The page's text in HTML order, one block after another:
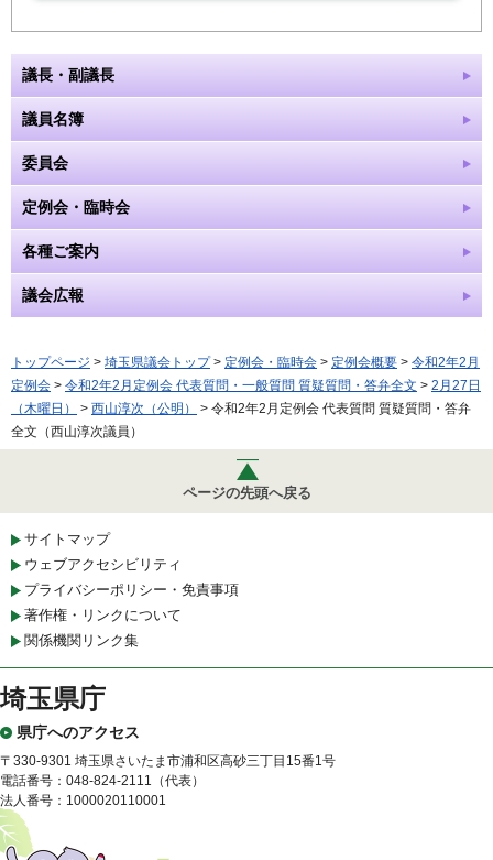
議長・副議長
議員名簿
委員会
定例会・臨時会
各種ご案内
議会広報
トップページ > 埼玉県議会トップ> 定例会・臨時会 > 定例会概要 > 令和2年2月
定例会 > 令和2年2月定例会 代表質問・一般質問 質疑質問・答弁全文 > 2月27日
（木曜日）
> 西山淳次（公明）
> 令和2年2月定例会 代表質問 質疑質問・答弁
全文（西山淳次議員）
ページの先頭へ戻る
サイトマップ
ウェブアクセシビリティ
プライバシーポリシー・免責事項
著作権・リンクについて
関係機関リンク集
埼玉県庁
県庁へのアクセス
〒330-9301 埼玉県さいたま市浦和区高砂三丁目15番1号
電話番号：048-824-2111（代表）
法人番号：1000020110001